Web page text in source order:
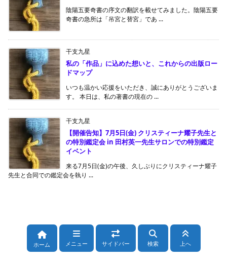
陰陽五要奇書の序文の翻訳を載せてみました。陰陽五要
奇書の急所は「吊宮と替宮」であ ...
干支九星
私の「作品」に込めた想いと、これからの出版ロー
ドマップ
いつも温かい応援をいただき、誠にありがとうございま
す。 本日は、私の著書の現在の ...
干支九星
【開催告知】7月5日(金) クリスティーナ耀子先生と
の特別鑑定会 in 田村英一先生サロンでの特別鑑定
イベント
来る7月5日(金)の午後、久しぶりにクリスティーナ耀子
先生と合同での鑑定会を執り ...
ホーム メニュー サイドバー 検索 上へ